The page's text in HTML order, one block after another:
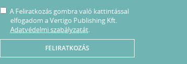
A Feliratkozás gombra való kattintással
elfogadom a Vertigo Publishing Kft.
Adatvédelmi szabályzatát.
FELIRATKOZÁS